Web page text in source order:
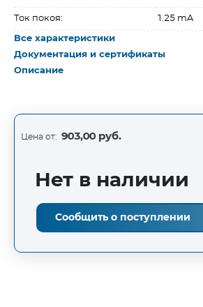
Ток покоя: 1.25 mA
Все характеристики
Документация и сертификаты
Описание
Цена от: 903,00 руб.
Нет в наличии
Сообщить о поступлении